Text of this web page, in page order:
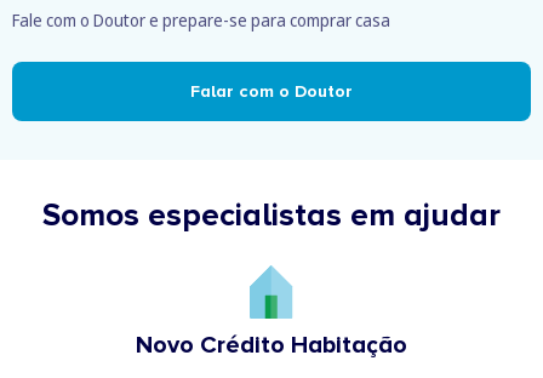
Fale com o Doutor e prepare-se para comprar casa
Falar com o Doutor
Somos especialistas em ajudar
Novo Crédito Habitação